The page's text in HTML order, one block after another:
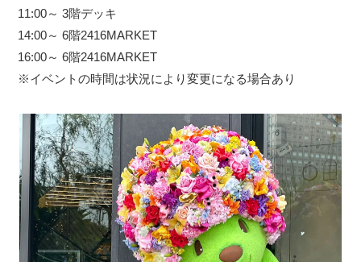
11:00～ 3階デッキ
14:00～ 6階2416MARKET
16:00～ 6階2416MARKET
※イベントの時間は状況により変更になる場合あり